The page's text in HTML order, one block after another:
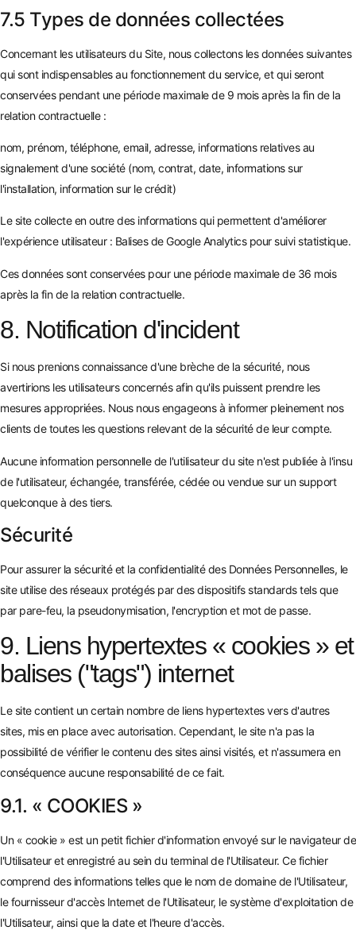
7.5 Types de données collectées
Concernant les utilisateurs du Site, nous collectons les données suivantes
qui sont indispensables au fonctionnement du service, et qui seront
conservées pendant une période maximale de 9 mois après la fin de la
relation contractuelle :
nom, prénom, téléphone, email, adresse, informations relatives au
signalement d'une société (nom, contrat, date, informations sur
l'installation, information sur le crédit)
Le site collecte en outre des informations qui permettent d'améliorer
l'expérience utilisateur : Balises de Google Analytics pour suivi statistique.
Ces données sont conservées pour une période maximale de 36 mois
après la fin de la relation contractuelle.
8. Notification d'incident
Si nous prenions connaissance d'une brèche de la sécurité, nous
avertirions les utilisateurs concernés afin qu'ils puissent prendre les
mesures appropriées. Nous nous engageons à informer pleinement nos
clients de toutes les questions relevant de la sécurité de leur compte.
Aucune information personnelle de l'utilisateur du site n'est publiée à l'insu
de l'utilisateur, échangée, transférée, cédée ou vendue sur un support
quelconque à des tiers.
Sécurité
Pour assurer la sécurité et la confidentialité des Données Personnelles, le
site utilise des réseaux protégés par des dispositifs standards tels que
par pare-feu, la pseudonymisation, l'encryption et mot de passe.
9. Liens hypertextes « cookies » et
balises ("tags") internet
Le site contient un certain nombre de liens hypertextes vers d'autres
sites, mis en place avec autorisation. Cependant, le site n'a pas la
possibilité de vérifier le contenu des sites ainsi visités, et n'assumera en
conséquence aucune responsabilité de ce fait.
9.1. « COOKIES »
Un « cookie » est un petit fichier d'information envoyé sur le navigateur de
l'Utilisateur et enregistré au sein du terminal de l'Utilisateur. Ce fichier
comprend des informations telles que le nom de domaine de l'Utilisateur,
le fournisseur d'accès Internet de l'Utilisateur, le système d'exploitation de
l'Utilisateur, ainsi que la date et l'heure d'accès.